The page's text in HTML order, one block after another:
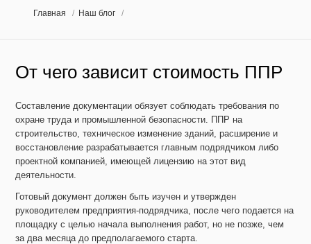
Главная Наш блог
От чего зависит стоимость ППР
Составление документации обязует соблюдать требования по
охране труда и промышленной безопасности. ППР на
строительство, техническое изменение зданий, расширение и
восстановление разрабатывается главным подрядчиком либо
проектной компанией, имеющей лицензию на этот вид
деятельности.
Готовый документ должен быть изучен и утвержден
руководителем предприятия-подрядчика, после чего подается на
площадку с целью начала выполнения работ, но не позже, чем
за два месяца до предполагаемого старта.